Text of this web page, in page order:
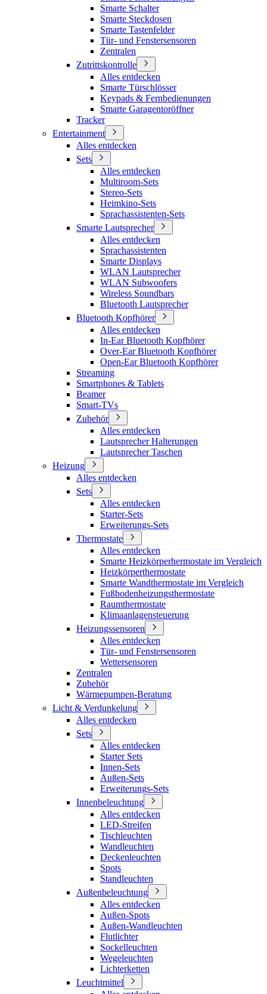
Smarte Schalter
Smarte Steckdosen
Smarte Tastenfelder
Tür- und Fenstersensoren
Zentralen
Zutrittskontrolle
Alles entdecken
Smarte Türschlösser
Keypads & Fernbedienungen
Smarte Garagentoröffner
Tracker
Entertainment
Alles entdecken
Sets
Alles entdecken
Multiroom-Sets
Stereo-Sets
Heimkino-Sets
Sprachassistenten-Sets
Smarte Lautsprecher
Alles entdecken
Sprachassistenten
Smarte Displays
WLAN Lautsprecher
WLAN Subwoofers
Wireless Soundbars
Bluetooth Lautsprecher
Bluetooth Kopfhörer
Alles entdecken
In-Ear Bluetooth Kopfhörer
Over-Ear Bluetooth Kopfhörer
Open-Ear Bluetooth Kopfhörer
Streaming
Smartphones & Tablets
Beamer
Smart-TVs
Zubehör
Alles entdecken
Lautsprecher Halterungen
Lautsprecher Taschen
Heizung
Alles entdecken
Sets
Alles entdecken
Starter-Sets
Erweiterungs-Sets
Thermostate
Alles entdecken
Smarte Heizkörperhermostate im Vergleich
Heizkörperthermostate
Smarte Wandthermostate im Vergleich
Fußbodenheizungsthermostate
Raumthermostate
Klimaanlagensteuerung
Heizungssensoren
Alles entdecken
Tür- und Fenstersensoren
Wettersensoren
Zentralen
Zubehör
Wärmepumpen-Beratung
Licht & Verdunkelung
Alles entdecken
Sets
Alles entdecken
Starter Sets
Innen-Sets
Außen-Sets
Erweiterungs-Sets
Innenbeleuchtung
Alles entdecken
LED-Streifen
Tischleuchten
Wandleuchten
Deckenleuchten
Spots
Standleuchten
Außenbeleuchtung
Alles entdecken
Außen-Spots
Außen-Wandleuchten
Flutlichter
Sockelleuchten
Wegeleuchten
Lichterketten
Leuchtmittel